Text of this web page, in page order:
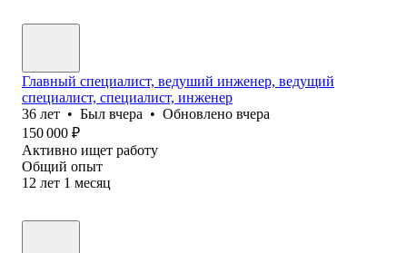
Главный специалист, ведуший инженер, ведущий
специалист, специалист, инженер
36 лет • Был вчера • Обновлено вчера
150 000 ₽
Активно ищет работу
Общий опыт
12 лет 1 месяц